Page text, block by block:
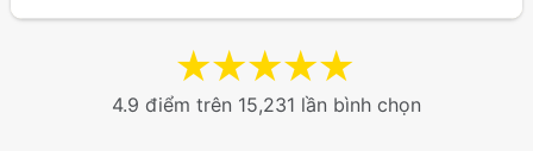
★
★
★
★
★
4.9 điểm trên 15,231 lần bình chọn